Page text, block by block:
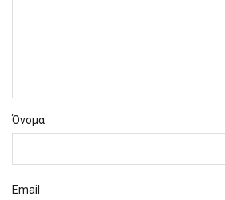
Όνομα
Email